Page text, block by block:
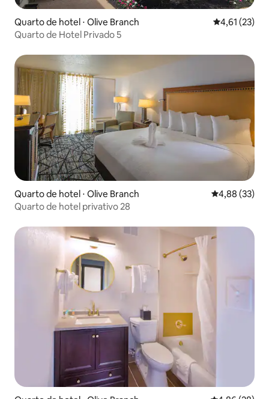
Quarto de hotel ⋅ Olive Branch 4,61 de uma
4,61 (23)
Quarto de Hotel Privado 5
Quarto de hotel ⋅ Olive Branch 4,88 de uma
4,88 (33)
Quarto de hotel privativo 28